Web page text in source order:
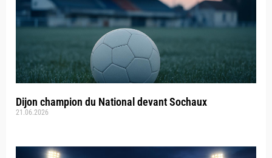
Dijon champion du National devant Sochaux
21.06.2026